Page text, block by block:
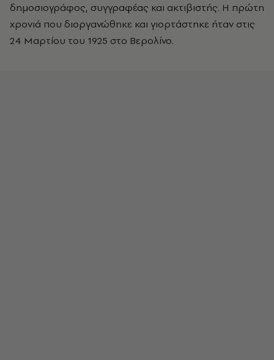
δημοσιογράφος, συγγραφέας και ακτιβιστής. Η πρώτη
χρονιά που διοργανώθηκε και γιορτάστηκε ήταν στις
24 Μαρτίου του 1925 στο Βερολίνο.